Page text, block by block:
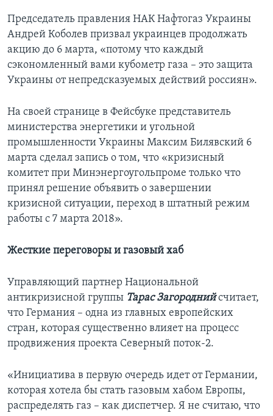
Председатель правления НАК Нафтогаз Украины
Андрей Коболев призвал украинцев продолжать
акцию до 6 марта, «потому что каждый
сэкономленный вами кубометр газа – это защита
Украины от непредсказуемых действий россиян».
На своей странице в Фейсбуке представитель
министерства энергетики и угольной
промышленности Украины Максим Билявский 6
марта сделал запись о том, что «кризисный
комитет при Минэнергоугольпроме только что
принял решение объявить о завершении
кризисной ситуации, переход в штатный режим
работы с 7 марта 2018».
Жесткие переговоры и газовый хаб
Управляющий партнер Национальной
антикризисной группы Тарас Загороднийсчитает,
что Германия – одна из главных европейских
стран, которая существенно влияет на процесс
продвижения проекта Северный поток-2.
«Инициатива в первую очередь идет от Германии,
которая хотела бы стать газовым хабом Европы,
распределять газ – как диспетчер. Я не считаю, что